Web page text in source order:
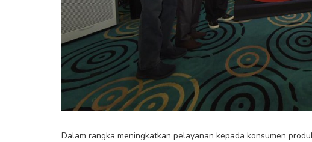
Dalam rangka meningkatkan pelayanan kepada konsumen